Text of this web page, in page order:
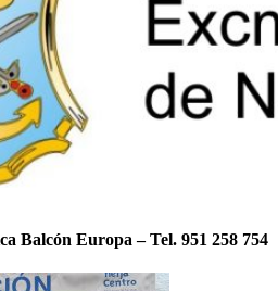
Balcón Europa – Tel. 951 258 754